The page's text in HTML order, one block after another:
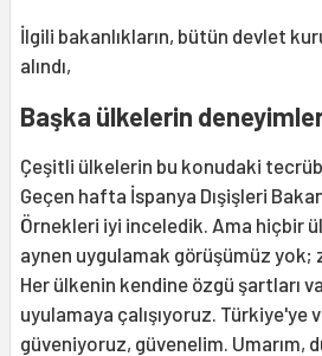
İlgili bakanlıkların, bütün devlet
alındı,
Başka ülkelerin
Çeşitli ülkelerin bu konudaki
Geçen hafta İspanya Dışişleri
Örnekleri iyi inceledik. Ama hiçbir
aynen uygulamak görüşümüz yok;
Her ülkenin kendine özgü şartları
uyulamaya çalışıyoruz. Türkiye'ye
güveniyoruz, güvenelim. Umarım,